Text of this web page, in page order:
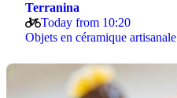
Terranina
Today from 10:20
Objets en céramique artisanale